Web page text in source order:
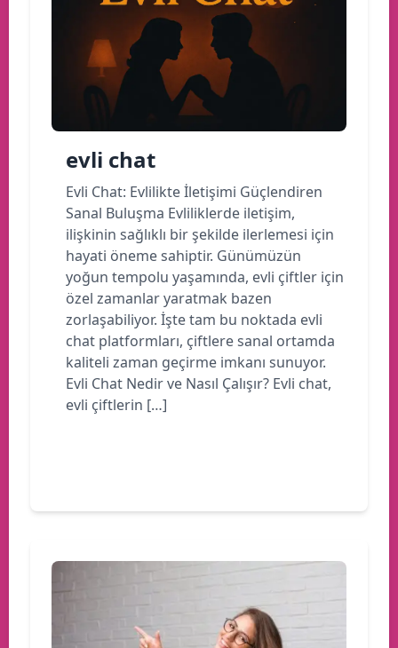
evli chat
Evli Chat: Evlilikte İletişimi Güçlendiren
Sanal Buluşma Evliliklerde iletişim,
ilişkinin sağlıklı bir şekilde ilerlemesi için
hayati öneme sahiptir. Günümüzün
yoğun tempolu yaşamında, evli çiftler için
özel zamanlar yaratmak bazen
zorlaşabiliyor. İşte tam bu noktada evli
chat platformları, çiftlere sanal ortamda
kaliteli zaman geçirme imkanı sunuyor.
Evli Chat Nedir ve Nasıl Çalışır? Evli chat,
evli çiftlerin […]